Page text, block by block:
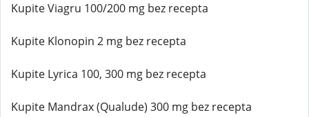
Kupite Viagru 100/200 mg bez recepta
Kupite Klonopin 2 mg bez recepta
Kupite Lyrica 100, 300 mg bez recepta
Kupite Mandrax (Qualude) 300 mg bez recepta